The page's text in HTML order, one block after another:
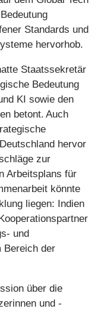
Standards und
hervorhob.
Staatssekretär
Bedeutung
KI sowie den
betont. Auch
hervor
zur
Arbeitsplans für
könnte
liegen: Indien
und
Bereich der
über die
und -